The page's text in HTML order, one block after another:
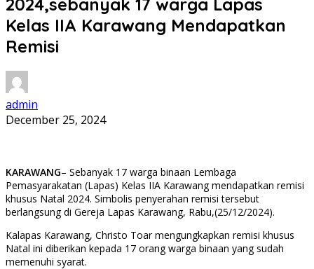
Kelas IIA Karawang Mendapatkan
Remisi
admin
December 25, 2024
KARAWANG– Sebanyak 17 warga binaan Lembaga
Pemasyarakatan (Lapas) Kelas IIA Karawang mendapatkan remisi
khusus Natal 2024. Simbolis penyerahan remisi tersebut
berlangsung di Gereja Lapas Karawang, Rabu,(25/12/2024).
Kalapas Karawang, Christo Toar mengungkapkan remisi khusus
Natal ini diberikan kepada 17 orang warga binaan yang sudah
memenuhi syarat.